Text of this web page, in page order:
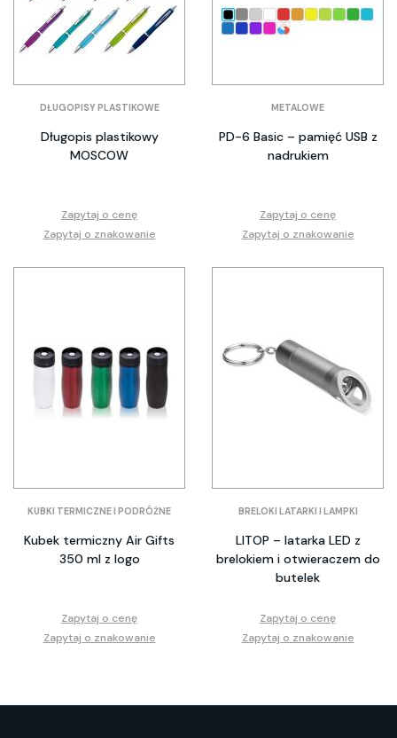
DŁUGOPISY PLASTIKOWE
Długopis plastikowy
MOSCOW
Zapytaj o cenę
Zapytaj o znakowanie
METALOWE
PD-6 Basic – pamięć USB z
nadrukiem
Zapytaj o cenę
Zapytaj o znakowanie
KUBKI TERMICZNE I PODRÓŻNE
Kubek termiczny Air Gifts
350 ml z logo
Zapytaj o cenę
Zapytaj o znakowanie
BRELOKI LATARKI I LAMPKI
LITOP – latarka LED z
brelokiem i otwieraczem do
butelek
Zapytaj o cenę
Zapytaj o znakowanie